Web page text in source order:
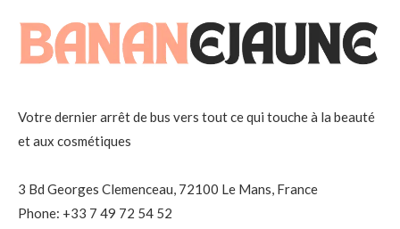
Votre dernier arrêt de bus vers tout ce qui touche à la beauté
et aux cosmétiques
3 Bd Georges Clemenceau, 72100 Le Mans, France
Phone: +33 7 49 72 54 52